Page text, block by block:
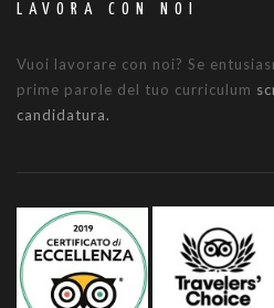
LAVORA CON NOI
Vuoi lavorare con noi? Se
prime parole del tuo curriculum
candidatura.